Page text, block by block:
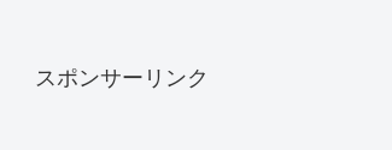
スポンサーリンク